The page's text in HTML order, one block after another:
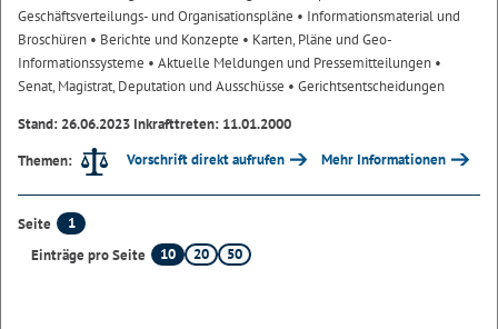
Geschäftsverteilungs- und Organisationspläne • Informationsmaterial und
Broschüren • Berichte und Konzepte • Karten, Pläne und Geo-
Informationssysteme • Aktuelle Meldungen und Pressemitteilungen •
Senat, Magistrat, Deputation und Ausschüsse • Gerichtsentscheidungen
Stand: 26.06.2023 Inkrafttreten: 11.01.2000
Themen:
Vorschrift direkt aufrufen Mehr Informationen
Seite
1
Einträge pro Seite
10 20 50